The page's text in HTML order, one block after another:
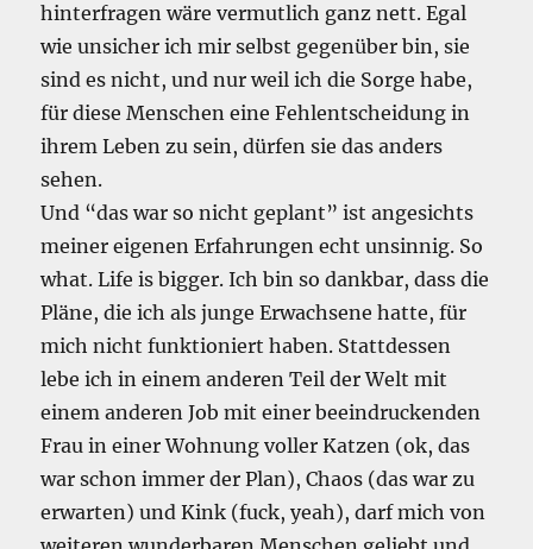
hinterfragen wäre vermutlich ganz nett. Egal
wie unsicher ich mir selbst gegenüber bin, sie
sind es nicht, und nur weil ich die Sorge habe,
für diese Menschen eine Fehlentscheidung in
ihrem Leben zu sein, dürfen sie das anders
sehen.
Und “das war so nicht geplant” ist angesichts
meiner eigenen Erfahrungen echt unsinnig. So
what. Life is bigger. Ich bin so dankbar, dass die
Pläne, die ich als junge Erwachsene hatte, für
mich nicht funktioniert haben. Stattdessen
lebe ich in einem anderen Teil der Welt mit
einem anderen Job mit einer beeindruckenden
Frau in einer Wohnung voller Katzen (ok, das
war schon immer der Plan), Chaos (das war zu
erwarten) und Kink (fuck, yeah), darf mich von